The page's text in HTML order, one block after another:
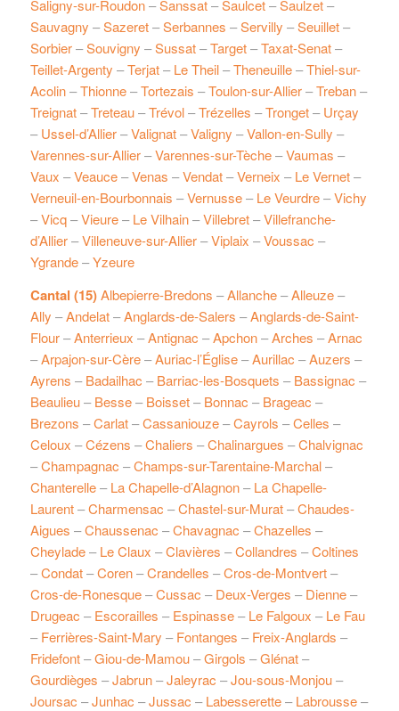
Saligny-sur-Roudon–Sanssat–Saulcet–Saulzet–
Sauvagny –Sazeret–Serbannes –Servilly –Seuillet–
Sorbier–Souvigny –Sussat–Target–Taxat-Senat–
Teillet-Argenty –Terjat–Le Theil–Theneuille–Thiel-sur-
Acolin–Thionne–Tortezais –Toulon-sur-Allier–Treban–
Treignat–Treteau–Trévol–Trézelles –Tronget–Urçay
–Ussel-d’Allier–Valignat–Valigny –Vallon-en-Sully –
Varennes-sur-Allier–Varennes-sur-Tèche–Vaumas –
Vaux –Veauce–Venas –Vendat–Verneix –Le Vernet–
Verneuil-en-Bourbonnais –Vernusse–Le Veurdre–Vichy
–Vicq–Vieure–Le Vilhain–Villebret–Villefranche-
d’Allier–Villeneuve-sur-Allier–Viplaix –Voussac –
Ygrande–Yzeure
Cantal (15)Albepierre-Bredons –Allanche–Alleuze–
Ally –Andelat–Anglards-de-Salers –Anglards-de-Saint-
Flour–Anterrieux –Antignac –Apchon–Arches –Arnac
–Arpajon-sur-Cère–Auriac-l’Église–Aurillac –Auzers –
Ayrens –Badailhac –Barriac-les-Bosquets –Bassignac –
Beaulieu–Besse–Boisset–Bonnac –Brageac –
Brezons –Carlat–Cassaniouze–Cayrols –Celles –
Celoux –Cézens –Chaliers –Chalinargues –Chalvignac
–Champagnac –Champs-sur-Tarentaine-Marchal–
Chanterelle–La Chapelle-d’Alagnon–La Chapelle-
Laurent–Charmensac –Chastel-sur-Murat–Chaudes-
Aigues –Chaussenac –Chavagnac –Chazelles –
Cheylade–Le Claux –Clavières –Collandres –Coltines
–Condat–Coren–Crandelles –Cros-de-Montvert–
Cros-de-Ronesque–Cussac –Deux-Verges –Dienne–
Drugeac –Escorailles –Espinasse–Le Falgoux –Le Fau
–Ferrières-Saint-Mary –Fontanges –Freix-Anglards –
Fridefont–Giou-de-Mamou–Girgols –Glénat–
Gourdièges –Jabrun–Jaleyrac –Jou-sous-Monjou–
Joursac –Junhac –Jussac –Labesserette–Labrousse–